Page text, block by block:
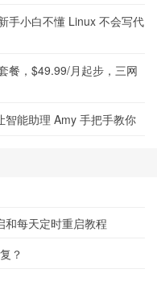
手小白不懂 Linux 不会写代
餐，$49.99/月起步，三网
智能助理 Amy 手把手教你
和每天定时重启教程
？